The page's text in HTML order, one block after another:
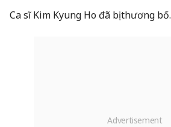
Ca sĩ Kim Kyung Ho đã bị thương bố.